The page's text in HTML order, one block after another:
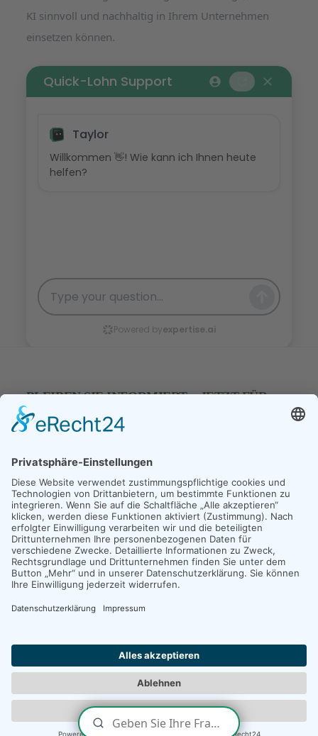
KI sinnvoll und nachhaltig in Ihrem Unternehmen
einsetzen können.
BLEIBEN SIE INFORMIERT – JETZT FÜR
UNSEREN NEWSLETER ANMELDEN
E-Mail*
FÜR UNTERNEHMEN:Wisidaa Solutions
|Datenschutz|POWERED BYWordPress
BYmyThem.es.